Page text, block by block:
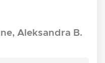
Aleksandra B.